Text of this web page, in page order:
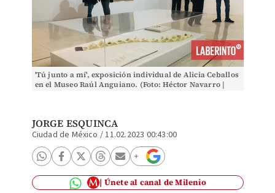
'Tú junto a mí', exposición individual de Alicia Ceballos
en el Museo Raúl Anguiano. (Foto: Héctor Navarro |
JORGE ESQUINCA
Ciudad de México /11.02.2023 00:43:00
Únete al canal de Milenio